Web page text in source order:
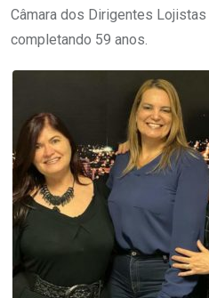
Câmara dos Dirigentes
completando 59 anos.